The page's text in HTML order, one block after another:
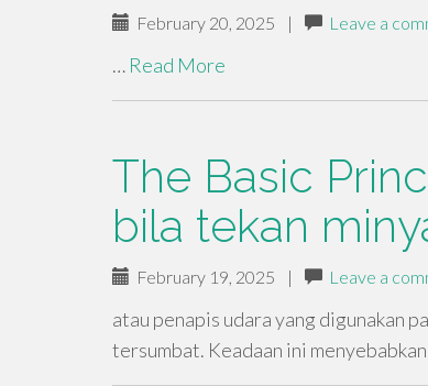
February 20, 2025 | Leave a
… Read More
The Basic
bila tekan
February 19, 2025 | Leave a
atau penapis udara yang digunakan
tersumbat. Keadaan ini